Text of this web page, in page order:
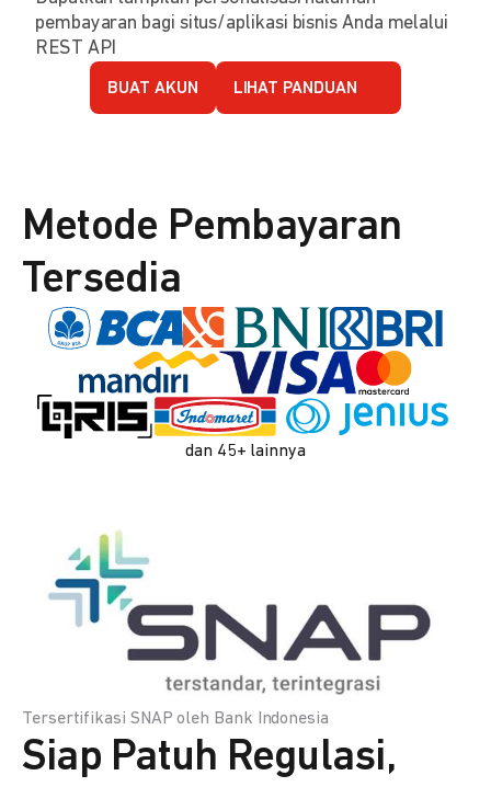
pembayaran bagi situs/aplikasi bisnis Anda melalui
REST API
BUAT AKUN LIHAT PANDUAN
Metode Pembayaran
Tersedia
dan 45+ lainnya
Tersertifikasi SNAP oleh Bank Indonesia
Siap Patuh Regulasi,